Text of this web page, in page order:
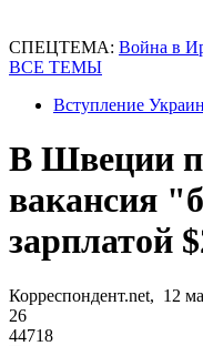
СПЕЦТЕМА: Война в
ВСЕ ТЕМЫ
Вступление
В Швеции
вакансия
зарплатой
Корреспондент.net, 12
26
44718